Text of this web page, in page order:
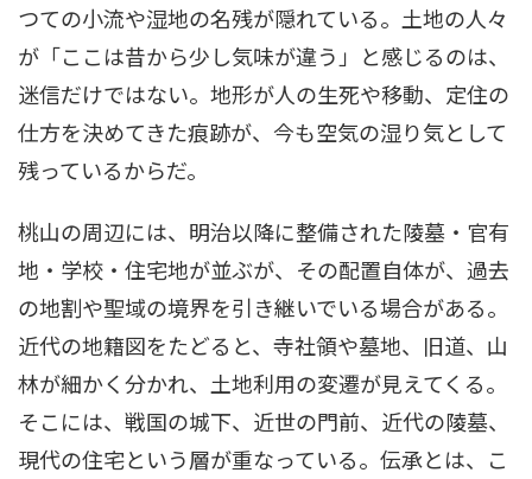
つての小流や湿地の名残が隠れている。土地の人々
が「ここは昔から少し気味が違う」と感じるのは、
迷信だけではない。地形が人の生死や移動、定住の
仕方を決めてきた痕跡が、今も空気の湿り気として
残っているからだ。
桃山の周辺には、明治以降に整備された陵墓・官有
地・学校・住宅地が並ぶが、その配置自体が、過去
の地割や聖域の境界を引き継いでいる場合がある。
近代の地籍図をたどると、寺社領や墓地、旧道、山
林が細かく分かれ、土地利用の変遷が見えてくる。
そこには、戦国の城下、近世の門前、近代の陵墓、
現代の住宅という層が重なっている。伝承とは、こ